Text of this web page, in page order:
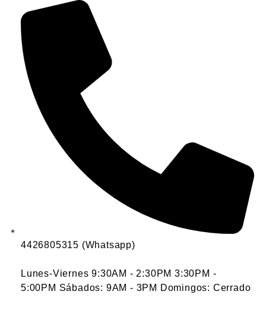
4426805315 (Whatsapp)
Lunes-Viernes 9:30AM - 2:30PM 3:30PM -
5:00PM Sábados: 9AM - 3PM Domingos: Cerrado